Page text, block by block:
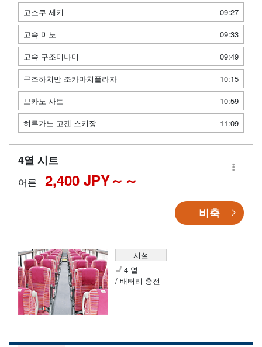
고소쿠 세키
09:27
고속 미노
09:33
고속 구조미나미
09:49
구조하치만 조카마치플라자
10:15
보카노 사토
10:59
히루가노 고겐 스키장
11:09
4열 시트
어른 2,400 JPY～
비축
시설
4 열
/ 배터리 충전